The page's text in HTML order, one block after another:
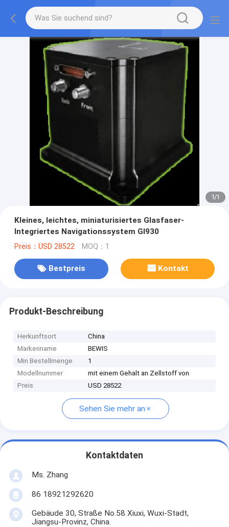
1/1
Kleines, leichtes, miniaturisiertes Glasfaser-
Integriertes Navigationssystem GI930
Preis：USD 28522 MOQ：1
Bestpreis Kontakt
Produkt-Beschreibung
Herkunftsort
China
Markenname
BEWIS
Min Bestellmenge
1
Modellnummer
mit einem Gehalt an Zellstoff von
Preis
USD 28522
Sehen Sie mehr an
Kontaktdaten
Ms. Zhang
86 18921292620
Gebäude 30, Straße No.58 Xiuxi, Wuxi-Stadt,
Jiangsu-Provinz, China.